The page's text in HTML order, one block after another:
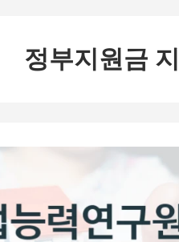
정부지원금